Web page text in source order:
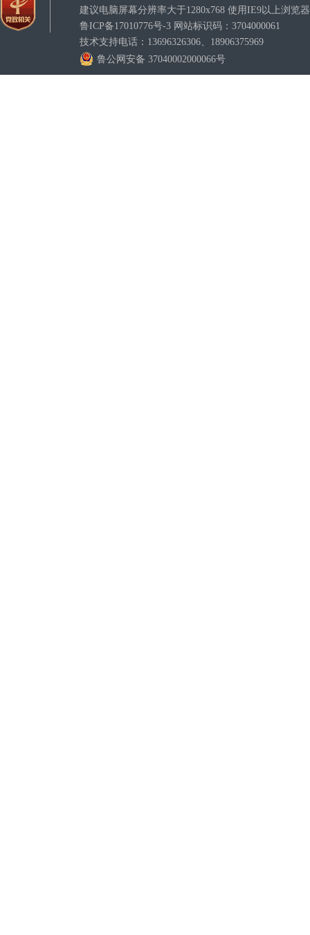
建议电脑屏幕分辨率大于1280x768 使用IE9以上浏览
鲁ICP备17010776号-3 网站标识码：3704000061
技术支持电话：13696326306、18906375969
鲁公网安备 37040002000066号